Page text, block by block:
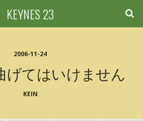
KEYNES 23
2006-11-24
げてはいけません
KEIN